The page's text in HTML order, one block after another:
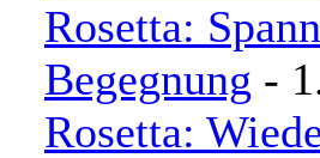
Rosetta:
Begegnung -
Rosetta: